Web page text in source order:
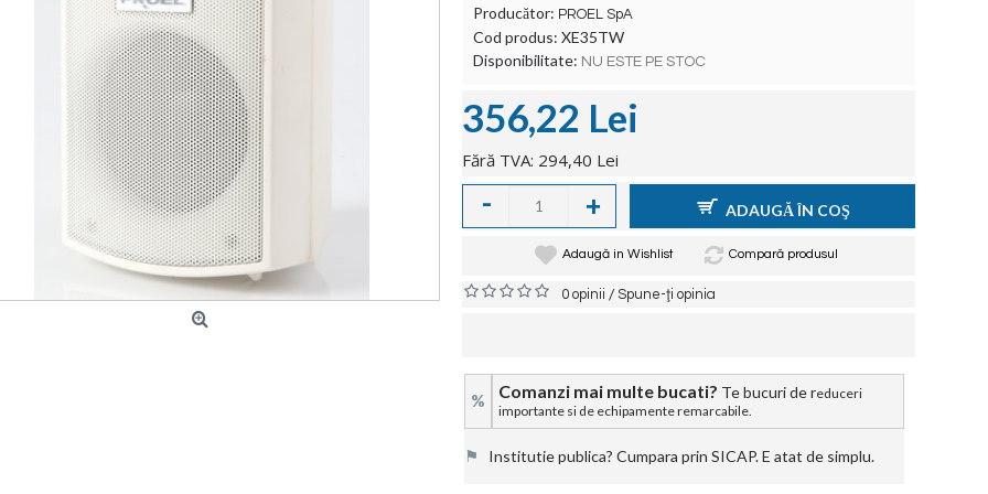
Producător: PROEL SpA
Cod produs: XE35TW
Disponibilitate: NU ESTE PE STOC
356,22 Lei
Fără TVA: 294,40 Lei
- + ADAUGĂ ÎN COŞ
Adaugă in Wishlist Compară produsul
0 opinii /Spune-ţi opinia
% Comanzi mai multe bucati? Te bucuri de reduceri
importante si de echipamente remarcabile.
⚑ Institutie publica? Cumpara prin SICAP. E atat de simplu.